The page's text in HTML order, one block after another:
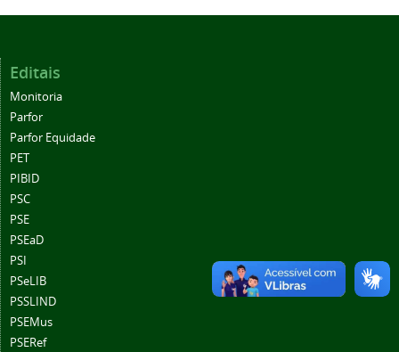
Editais
Monitoria
Parfor
Parfor Equidade
PET
PIBID
PSC
PSE
PSEaD
PSI
PSeLIB
PSSLIND
PSEMus
PSERef